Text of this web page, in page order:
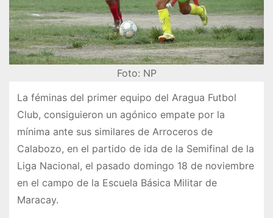
Foto: NP
La féminas del primer equipo del Aragua Futbol
Club, consiguieron un agónico empate por la
mínima ante sus similares de Arroceros de
Calabozo, en el partido de ida de la Semifinal de la
Liga Nacional, el pasado domingo 18 de noviembre
en el campo de la Escuela Básica Militar de
Maracay.